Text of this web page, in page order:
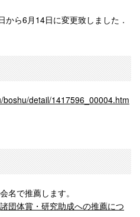
ら6月14日に変更致しました．
detail/1417596_00004.htm
名で推薦します。
諸団体賞・研究助成への推薦につ